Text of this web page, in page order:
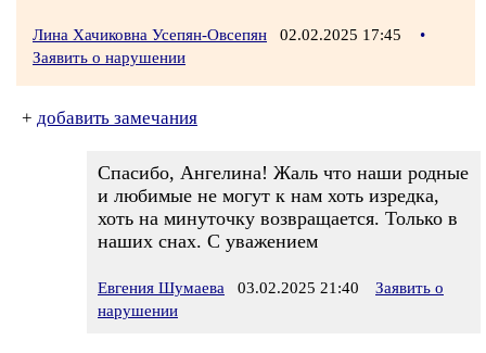
Лина Хачиковна Усепян-Овсепян 02.02.2025 17:45
•
Заявить о нарушении
+ добавить замечания
Спасибо, Ангелина! Жаль что наши родные
и любимые не могут к нам хоть изредка,
хоть на минуточку возвращается. Только в
наших снах. С уважением
Евгения Шумаева 03.02.2025 21:40
Заявить о
нарушении